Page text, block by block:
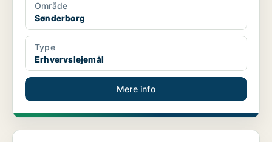
Område
Sønderborg
Type
Erhvervslejemål
Mere info
Ejendom i Sønderborg